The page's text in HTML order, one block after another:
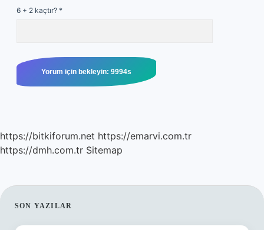
6 + 2 kaçtır? *
https://bitkiforum.net https://emarvi.com.tr
https://dmh.com.tr Sitemap
SIDEBAR
SON YAZILAR